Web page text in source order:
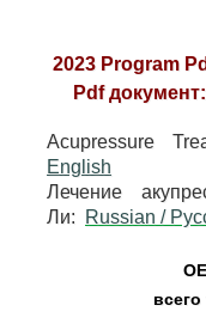
2023 Program
Pdf документ:
Acupressure
English
Лечение
Ли:
Russian /